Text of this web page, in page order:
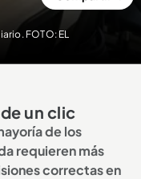
FOTO: EL
un clic
de los
requieren más
correctas en